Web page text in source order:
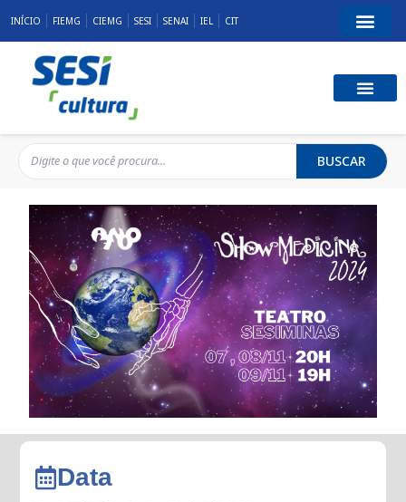
INÍCIO FIEMG CIEMG SESI SENAI IEL CIT
BUSCAR
Data